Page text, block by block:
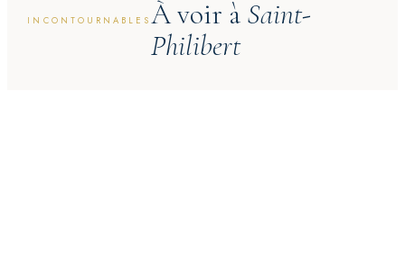
INCONTOURNABLESÀ voir à Saint-
Philibert